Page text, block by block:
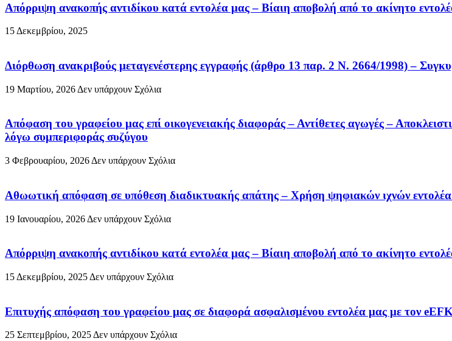
Απόρριψη ανακοπής αντιδίκου κατά εντολέα μας – Βίαιη αποβολή από το ακίνητο
15 Δεκεμβρίου, 2025
Διόρθωση ανακριβούς μεταγενέστερης εγγραφής (άρθρο 13 παρ. 2 Ν. 2664/1998) –
19 Μαρτίου, 2026 Δεν υπάρχουν Σχόλια
Απόφαση του γραφείου μας επί οικογενειακής διαφοράς – Αντίθετες αγωγές –
λόγω συμπεριφοράς συζύγου
3 Φεβρουαρίου, 2026 Δεν υπάρχουν Σχόλια
Αθωωτική απόφαση σε υπόθεση διαδικτυακής απάτης – Χρήση ψηφιακών ιχνών
19 Ιανουαρίου, 2026 Δεν υπάρχουν Σχόλια
Απόρριψη ανακοπής αντιδίκου κατά εντολέα μας – Βίαιη αποβολή από το ακίνητο
15 Δεκεμβρίου, 2025 Δεν υπάρχουν Σχόλια
Επιτυχής απόφαση του γραφείου μας σε διαφορά ασφαλισμένου εντολέα μας με τον
25 Σεπτεμβρίου, 2025Δεν υπάρχουν Σχόλια